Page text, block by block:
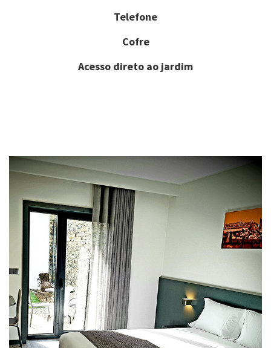
Telefone
Cofre
Acesso direto ao jardim